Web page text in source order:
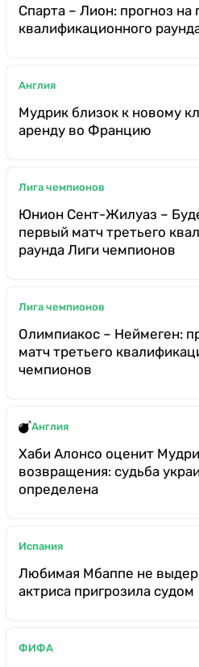
Спарта – Лион: прогноз на
квалификационного
Англия
Мудрик близок к новому
аренду во Францию
Лига чемпионов
Юнион Сент-Жилуаз –
первый матч третьего
раунда Лиги чемпионов
Лига чемпионов
Олимпиакос – Неймеген:
матч третьего
чемпионов
Англия
Хаби Алонсо оценит
возвращения: судьба
определена
Испания
Любимая Мбаппе не
актриса пригрозила судом
ФИФА